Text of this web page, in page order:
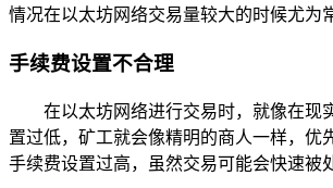
情况在以太坊网络交易量较大的时候尤为
手续费设置不合理
在以太坊网络进行交易时，就像在现
置过低，矿工就会像精明的商人一样，
手续费设置过高，虽然交易可能会快速被